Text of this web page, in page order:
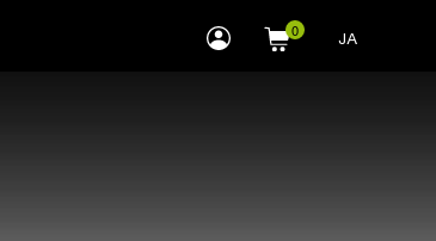
myLEWITT
Account
JA